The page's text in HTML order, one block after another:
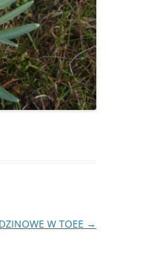
W TOEE →